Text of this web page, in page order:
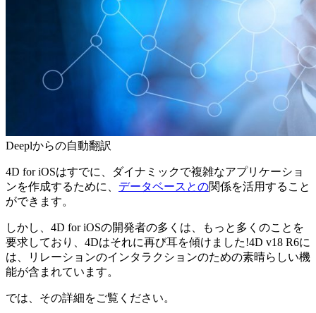
Deeplからの自動翻訳
4D for iOSはすでに、ダイナミックで複雑なアプリケーショ
ンを作成するために、 データベースとの関係を活用すること
ができます。
しかし、4D for iOSの開発者の多くは、もっと多くのことを
要求しており、4Dはそれに再び耳を傾けました!4D v18 R6に
は、リレーションのインタラクションのための素晴らしい機
能が含まれています。
では、その詳細をご覧ください。